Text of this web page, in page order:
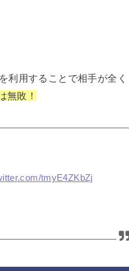
利用することで相手が全く
無敗！
tmyE4ZKbZj